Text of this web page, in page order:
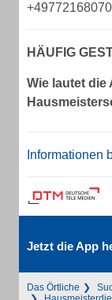
HÄUFIG
Wie lautet die
Informationen
Jetzt die App
Das Örtliche